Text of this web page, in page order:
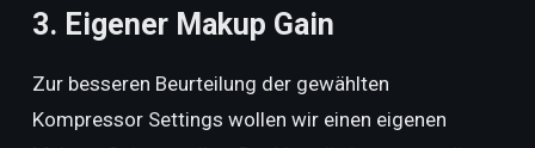
3. Eigener Makup Gain
Zur besseren Beurteilung der gewählten
Kompressor Settings wollen wir einen eigenen